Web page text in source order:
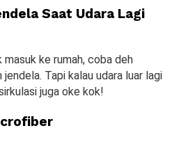
Saat Udara Lagi
masuk ke rumah, coba deh
Tapi kalau udara luar lagi
juga oke kok!